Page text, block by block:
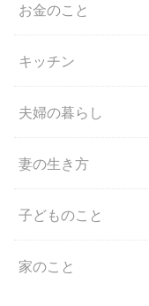
お金のこと
キッチン
夫婦の暮らし
妻の生き方
子どものこと
家のこと